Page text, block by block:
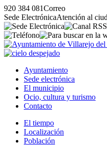
920 384 081Correo
Sede ElectrónicaAtención al
Ayuntamiento
Sede electrónica
El municipio
Ocio, cultura y turismo
Contacto
El tiempo
Localización
Población